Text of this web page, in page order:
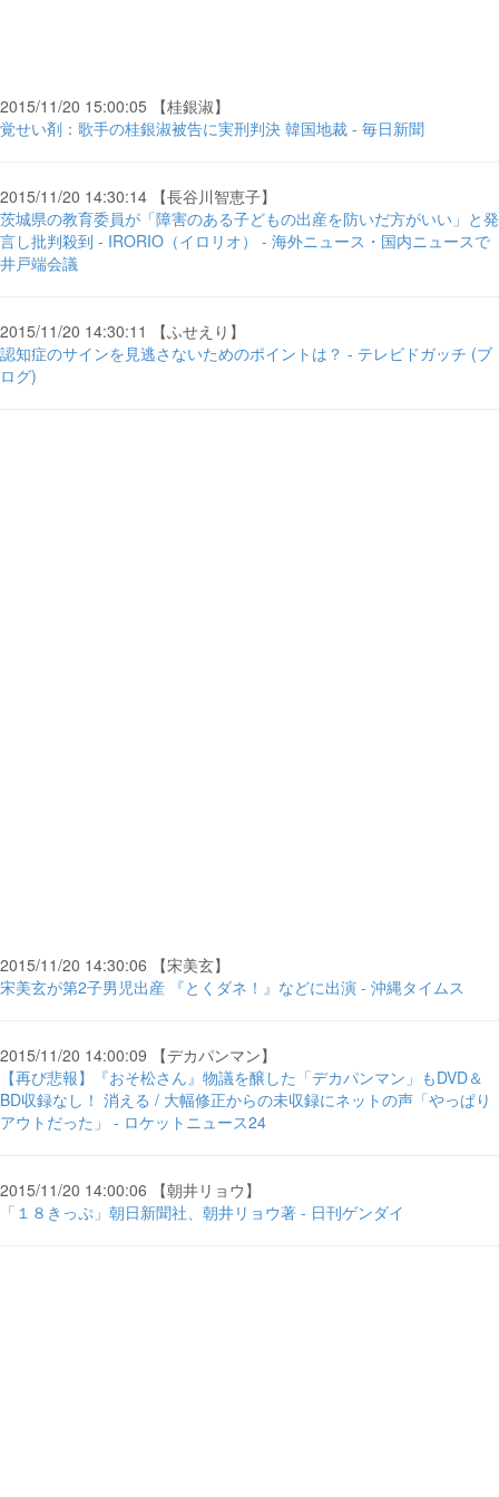
2015/11/20 15:00:05 【桂銀淑】
覚せい剤：歌手の桂銀淑被告に実刑判決 韓国地裁 - 毎日新聞
2015/11/20 14:30:14 【長谷川智恵子】
茨城県の教育委員が「障害のある子どもの出産を防いだ方がいい」と発
言し批判殺到 - IRORIO（イロリオ） - 海外ニュース・国内ニュースで
井戸端会議
2015/11/20 14:30:11 【ふせえり】
認知症のサインを見逃さないためのポイントは？ - テレビドガッチ (ブ
ログ)
2015/11/20 14:30:06 【宋美玄】
宋美玄が第2子男児出産 『とくダネ！』などに出演 - 沖縄タイムス
2015/11/20 14:00:09 【デカパンマン】
【再び悲報】『おそ松さん』物議を醸した「デカパンマン」もDVD＆
BD収録なし！ 消える / 大幅修正からの未収録にネットの声「やっぱり
アウトだった」 - ロケットニュース24
2015/11/20 14:00:06 【朝井リョウ】
「１８きっぷ」朝日新聞社、朝井リョウ著 - 日刊ゲンダイ